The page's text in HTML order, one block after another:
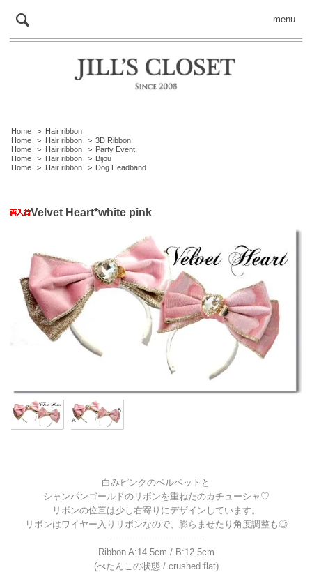
menu
Home > Hair ribbon
Home
> Hair ribbon > 3D Ribbon
Home
> Hair ribbon > Party Event
Home
> Hair ribbon > Bijou
Home
> Hair ribbon > Dog Headband
Velvet Heart*white pink
白みピンクのベルベットと
シャンパンゴールドのリボンを重ねたのカチューシャ♡
リボンの位置は少し右寄りにデザインしています。
リボンはワイヤー入りリボンなので、膨らませたり角度調整も◎
----------------------------------
Ribbon A:14.5cm / B:12.5cm
(ぺたんこの状態 / crushed flat)